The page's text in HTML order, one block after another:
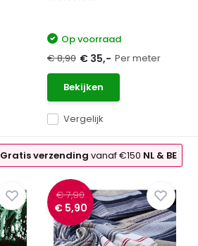
Vergelijk
Op voorraad
€ 8,90 € 35,- Per meter
Bekijken
Gratis verzendingvanaf €150 NL & BE
€ 7,90
€ 5,90